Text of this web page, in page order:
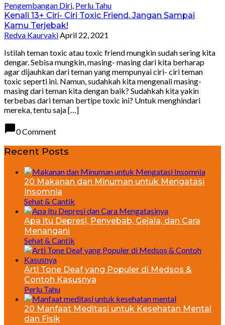
Pengembangan Diri, Perlu Tahu
Kenali 13+ Ciri- Ciri Toxic Friend. Jangan Sampai
Kamu Terjebak!
Redva KaurvakiApril 22, 2021
Istilah teman toxic atau toxic friend mungkin sudah sering kita
dengar. Sebisa mungkin, masing- masing dari kita berharap
agar dijauhkan dari teman yang mempunyai ciri- ciri teman
toxic seperti ini. Namun, sudahkah kita mengenali masing-
masing dari teman kita dengan baik? Sudahkah kita yakin
terbebas dari teman bertipe toxic ini? Untuk menghindari
mereka, tentu saja […]
chat_bubble0 Comment
Recent Posts
20 Makanan dan Minuman untuk Mengatasi
Insomnia
Sehat & Cantik
Apa itu Depresi, Penyebab, Gejala, dan Cara
Menangani
Sehat & Cantik
Arti Tone Deaf yang Populer di Medsos &
Contoh Kasusnya
Perlu Tahu
20 Manfaat Meditasi untuk Kesehatan Mental
dan Fisik